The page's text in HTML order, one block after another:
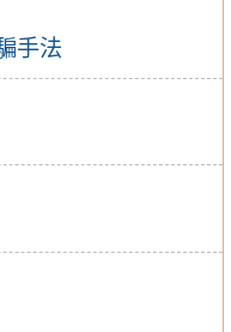
手法